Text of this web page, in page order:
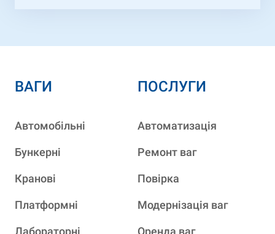
ВАГИ
Автомобільні
Бункерні
Кранові
Платформні
Лабораторні
ПОСЛУГИ
Автоматизація
Ремонт ваг
Повірка
Модернізація ваг
Оренда ваг